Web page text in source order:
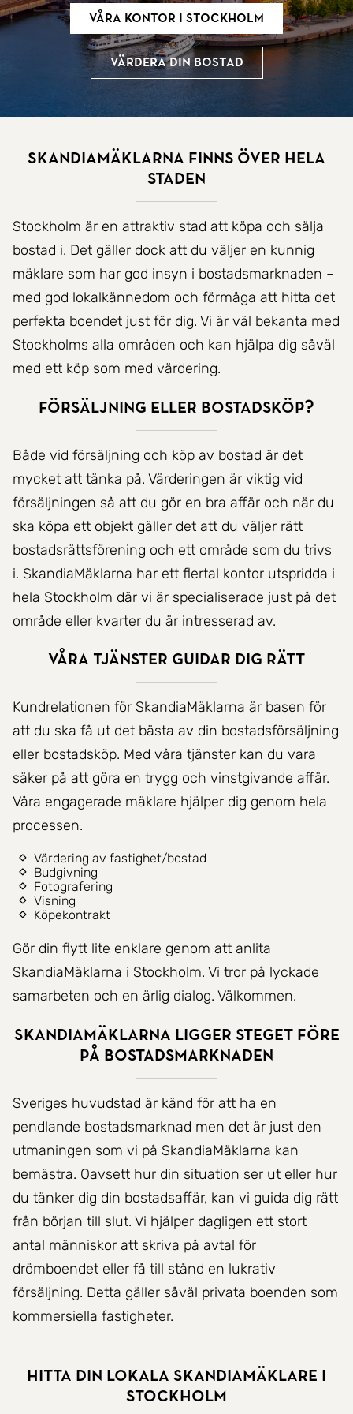
Våra kontor i Stockholm
Värdera din bostad
SkandiaMäklarna finns över hela
staden
Stockholm är en attraktiv stad att köpa och sälja
bostad i. Det gäller dock att du väljer en kunnig
mäklare som har god insyn i bostadsmarknaden –
med god lokalkännedom och förmåga att hitta det
perfekta boendet just för dig. Vi är väl bekanta med
Stockholms alla områden och kan hjälpa dig såväl
med ett köp som med värdering.
Försäljning eller bostadsköp?
Både vid försäljning och köp av bostad är det
mycket att tänka på. Värderingen är viktig vid
försäljningen så att du gör en bra affär och när du
ska köpa ett objekt gäller det att du väljer rätt
bostadsrättsförening och ett område som du trivs
i. SkandiaMäklarna har ett flertal kontor utspridda i
hela Stockholm där vi är specialiserade just på det
område eller kvarter du är intresserad av.
Våra tjänster guidar dig rätt
Kundrelationen för SkandiaMäklarna är basen för
att du ska få ut det bästa av din bostadsförsäljning
eller bostadsköp. Med våra tjänster kan du vara
säker på att göra en trygg och vinstgivande affär.
Våra engagerade mäklare hjälper dig genom hela
processen.
Värdering av fastighet/bostad
Budgivning
Fotografering
Visning
Köpekontrakt
Gör din flytt lite enklare genom att anlita
SkandiaMäklarna i Stockholm. Vi tror på lyckade
samarbeten och en ärlig dialog. Välkommen.
Skandiamäklarna ligger steget före
på bostadsmarknaden
Sveriges huvudstad är känd för att ha en
pendlande bostadsmarknad men det är just den
utmaningen som vi på SkandiaMäklarna kan
bemästra. Oavsett hur din situation ser ut eller hur
du tänker dig din bostadsaffär, kan vi guida dig rätt
från början till slut. Vi hjälper dagligen ett stort
antal människor att skriva på avtal för
drömboendet eller få till stånd en lukrativ
försäljning. Detta gäller såväl privata boenden som
kommersiella fastigheter.
Hitta din lokala SkandiaMäklare i
Stockholm